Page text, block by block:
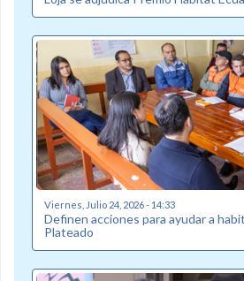
Viernes, Julio 24, 2026 - 14:33
Definen acciones para ayudar a
Plateado